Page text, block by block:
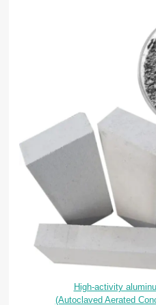
High-activity
(Autoclaved Aerated